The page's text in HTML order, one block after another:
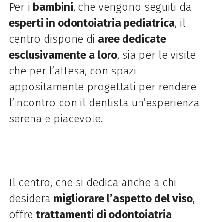
Per i bambini, che vengono seguiti da
esperti in odontoiatria pediatrica, il
centro dispone di aree dedicate
esclusivamente a loro, sia per le visite
che per l’attesa, con spazi
appositamente progettati per rendere
l’incontro con il dentista un’esperienza
serena e piacevole.
Il centro, che si dedica anche a chi
desidera migliorare l’aspetto del viso,
offre trattamenti di odontoiatria